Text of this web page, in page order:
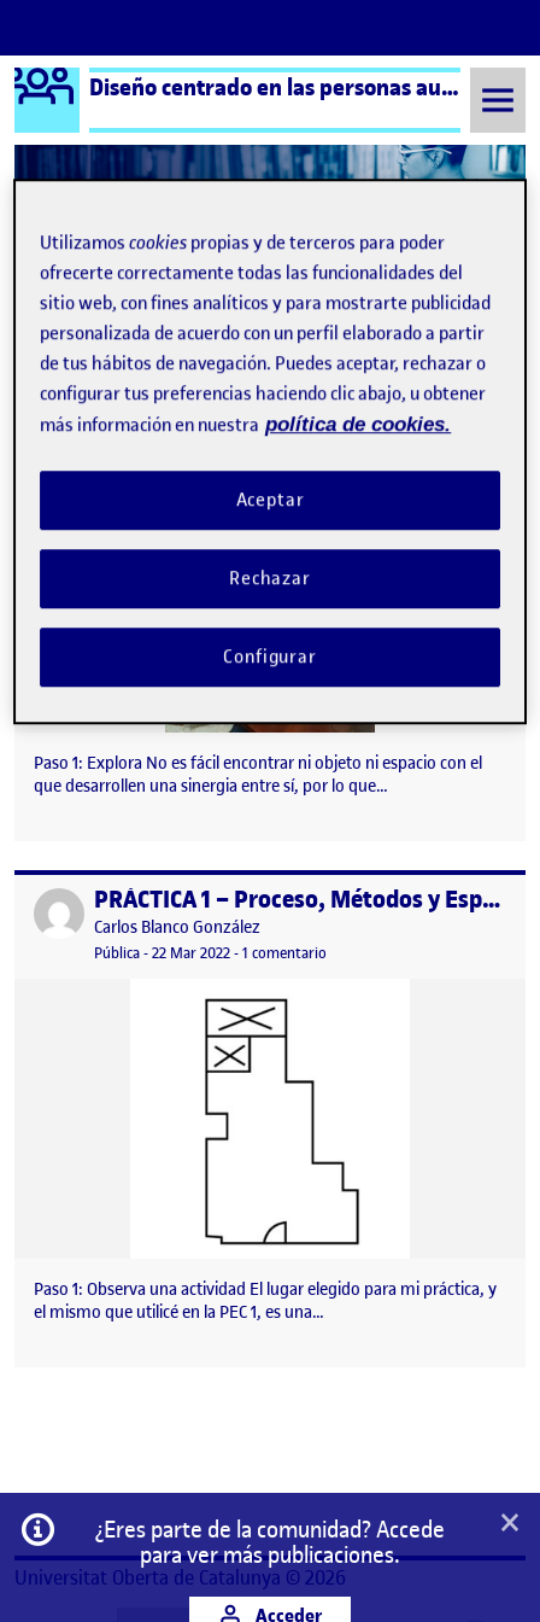
Saltar al contenido
Logo Ágora Diseño centrado en las personas aula 4
Semestre 20212 - Aula 4 Carlos Blanco González
Carlos Blanco González
Publicado por
Publicado por
Carlos Blanco González
Visibilidad:
Pública -Fecha de publicación
24 Abr 2022-2 comentariosen PEC2: Cuerpo, Objeto y
Paso 1: Explora No es fácil encontrar ni objeto ni espacio con el
que desarrollen una sinergia entre sí, por lo que…
Publicado por PRÁCTICA 1 – Proceso, Métodos y Espacio Personal
Publicado por
Carlos Blanco González
Visibilidad:
Pública-Fecha de publicación
22 Mar 2022-1 comentario
Paso 1: Observa una actividad El lugar elegido para mi práctica, y
el mismo que utilicé en la PEC 1, es una…
Información
¿Eres parte de la comunidad? Accede
para ver más publicaciones.
Acceder
×
Universitat Oberta de Catalunya © 2026
Utilizamoscookies propias y de terceros para poder
ofrecerte correctamente todas las funcionalidades del
sitio web, con fines analíticos y para mostrarte publicidad
personalizada de acuerdo con un perfil elaborado a partir
de tus hábitos de navegación. Puedes aceptar, rechazar o
configurar tus preferencias haciendo clic abajo, u obtener
más información en nuestra política de cookies.
Rechazar
Aceptar
Configurar